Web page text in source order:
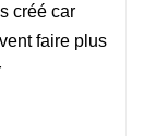
créé car
faire plus